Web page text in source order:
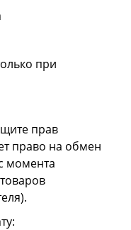
при
прав
право на обмен
момента